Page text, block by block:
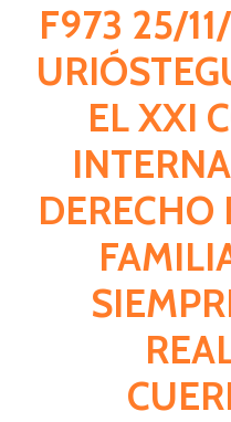
F973 25/
EL XXI
DERECHO